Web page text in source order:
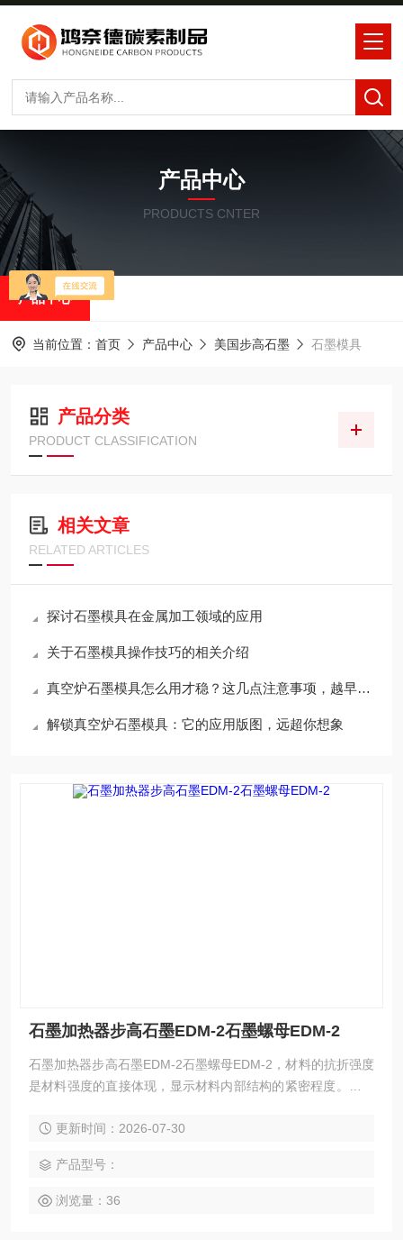
产品中心
PRODUCTS CNTER
产品中心
当前位置： 首页 产品中心 美国步高石墨 石墨模具
产品分类
PRODUCT CLASSIFICATION
相关文章
RELATED ARTICLES
探讨石墨模具在金属加工领域的应用
关于石墨模具操作技巧的相关介绍
真空炉石墨模具怎么用才稳？这几点注意事项，越早知道越省心
解锁真空炉石墨模具：它的应用版图，远超你想象
石墨加热器步高石墨EDM-2石墨螺母EDM-2
石墨加热器步高石墨EDM-2石墨螺母EDM-2，材料的抗折强度
是材料强度的直接体现，显示材料内部结构的紧密程度。强度
电极，尽量选择强度较好的材料。
更新时间：2026-07-30
产品型号：
浏览量：36